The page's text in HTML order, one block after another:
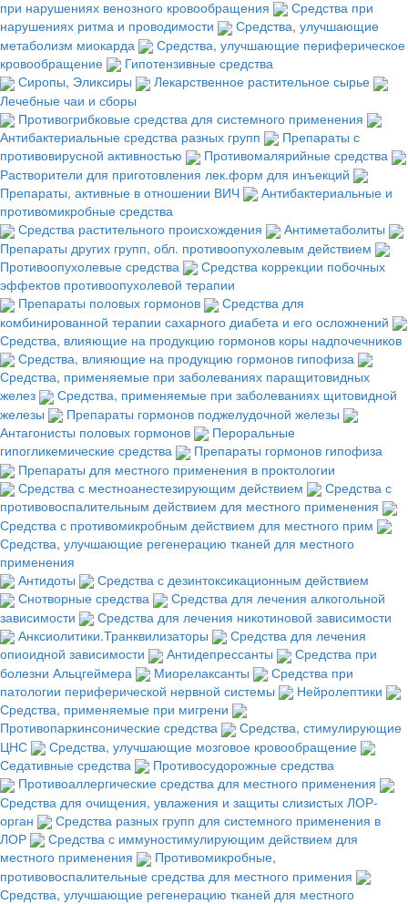
при нарушениях венозного кровообращения
Средства при
нарушениях ритма и проводимости
Средства, улучшающие
метаболизм миокарда
Средства, улучшающие периферическое
кровообращение
Гипотензивные средства
Сиропы, Эликсиры
Лекарственное растительное сырье
Лечебные чаи и сборы
Противогрибковые средства для системного применения
Антибактериальные средства разных групп
Препараты с
противовирусной активностью
Противомалярийные средства
Растворители для приготовления лек.форм для инъекций
Препараты, активные в отношении ВИЧ
Антибактериальные и
противомикробные средства
Средства растительного происхождения
Антиметаболиты
Препараты других групп, обл. противоопухолевым действием
Противоопухолевые средства
Средства коррекции побочных
эффектов противоопухолевой терапии
Препараты половых гормонов
Средства для
комбинированной терапии сахарного диабета и его осложнений
Средства, влияющие на продукцию гормонов коры надпочечников
Средства, влияющие на продукцию гормонов гипофиза
Средства, применяемые при заболеваниях паращитовидных
желез
Средства, применяемые при заболеваниях щитовидной
железы
Препараты гормонов поджелудочной железы
Антагонисты половых гормонов
Пероральные
гипогликемические средства
Препараты гормонов гипофиза
Препараты для местного применения в проктологии
Средства с местноанестезирующим действием
Средства с
противовоспалительным действием для местного применения
Средства с противомикробным действием для местного прим
Средства, улучшающие регенерацию тканей для местного
применения
Антидоты
Средства с дезинтоксикационным действием
Снотворные средства
Средства для лечения алкогольной
зависимости
Средства для лечения никотиновой зависимости
Анксиолитики.Транквилизаторы
Средства для лечения
опиоидной зависимости
Антидепрессанты
Средства при
болезни Альцгеймера
Миорелаксанты
Средства при
патологии периферической нервной системы
Нейролептики
Средства, применяемые при мигрени
Противопаркинсонические средства
Средства, стимулирующие
ЦНС
Средства, улучшающие мозговое кровообращение
Седативные средства
Противосудорожные средства
Противоаллергические средства для местного применения
Средства для очищения, увлажения и защиты слизистых ЛОР-
орган
Средства разных групп для системного применения в
ЛОР
Средства с иммуностимулирующим действием для
местного применения
Противомикробные,
противовоспалительные средства для местного примения
Средства, улучшающие регенерацию тканей для местного